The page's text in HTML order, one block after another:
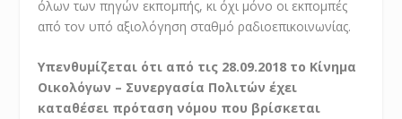
όλων των πηγών εκπομπής, κι όχι μόνο οι εκπομπές
από τον υπό αξιολόγηση σταθμό ραδιοεπικοινωνίας.
Υπενθυμίζεται ότι από τις 28.09.2018 το Κίνημα
Οικολόγων – Συνεργασία Πολιτών έχει
καταθέσει πρόταση νόμου που βρίσκεται